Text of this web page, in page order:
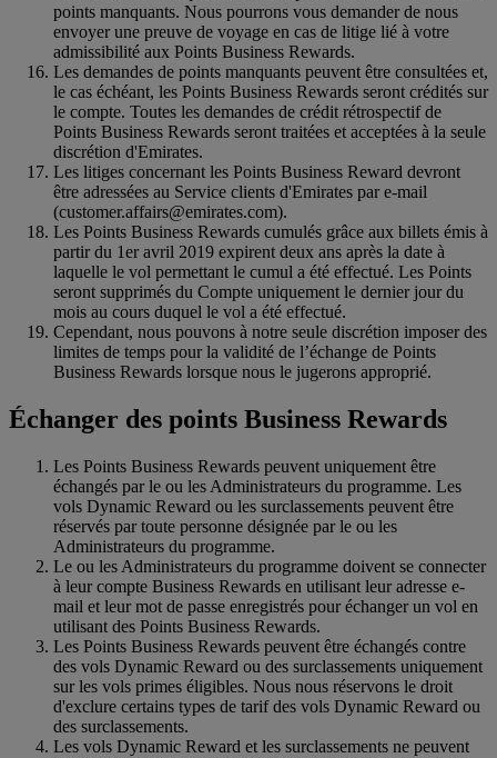
points manquants. Nous pourrons vous demander de nous
envoyer une preuve de voyage en cas de litige lié à votre
admissibilité aux Points Business Rewards.
Les demandes de points manquants peuvent être consultées et,
le cas échéant, les Points Business Rewards seront crédités sur
le compte. Toutes les demandes de crédit rétrospectif de
Points Business Rewards seront traitées et acceptées à la seule
discrétion d'Emirates.
Les litiges concernant les Points Business Reward devront
être adressées au Service clients d'Emirates par e-mail
(customer.affairs@emirates.com).
Les Points Business Rewards cumulés grâce aux billets émis à
partir du 1er avril 2019 expirent deux ans après la date à
laquelle le vol permettant le cumul a été effectué. Les Points
seront supprimés du Compte uniquement le dernier jour du
mois au cours duquel le vol a été effectué.
Cependant, nous pouvons à notre seule discrétion imposer des
limites de temps pour la validité de l’échange de Points
Business Rewards lorsque nous le jugerons approprié.
Échanger des points Business Rewards
Les Points Business Rewards peuvent uniquement être
échangés par le ou les Administrateurs du programme. Les
vols Dynamic Reward ou les surclassements peuvent être
réservés par toute personne désignée par le ou les
Administrateurs du programme.
Le ou les Administrateurs du programme doivent se connecter
à leur compte Business Rewards en utilisant leur adresse e-
mail et leur mot de passe enregistrés pour échanger un vol en
utilisant des Points Business Rewards.
Les Points Business Rewards peuvent être échangés contre
des vols Dynamic Reward ou des surclassements uniquement
sur les vols primes éligibles. Nous nous réservons le droit
d'exclure certains types de tarif des vols Dynamic Reward ou
des surclassements.
Les vols Dynamic Reward et les surclassements ne peuvent